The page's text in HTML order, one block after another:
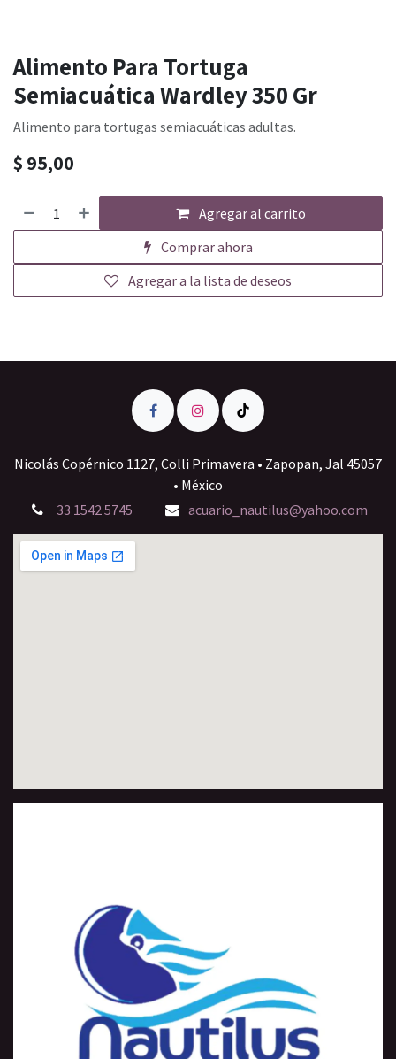
Alimento Para Tortuga
Semiacuática Wardley 350 Gr
Alimento para tortugas semiacuáticas adultas.
$ 95,00
Agregar al carrito
Comprar ahora
Agregar a la lista de deseos
Nicolás Copérnico 1127, Colli Primavera • Zapopan, Jal 45057
• México
33 1542 5745
acuario_nautilus@yahoo.com